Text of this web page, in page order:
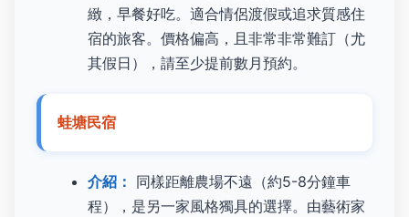
緻，早餐好吃。適合情侶渡假或追求質感住
宿的旅客。價格偏高，且非常非常難訂（尤
其假日），請至少提前數月預約。
蛙塘民宿
介紹： 同樣距離農場不遠（約5-8分鐘車
程），是另一家風格獨具的選擇。由藝術家